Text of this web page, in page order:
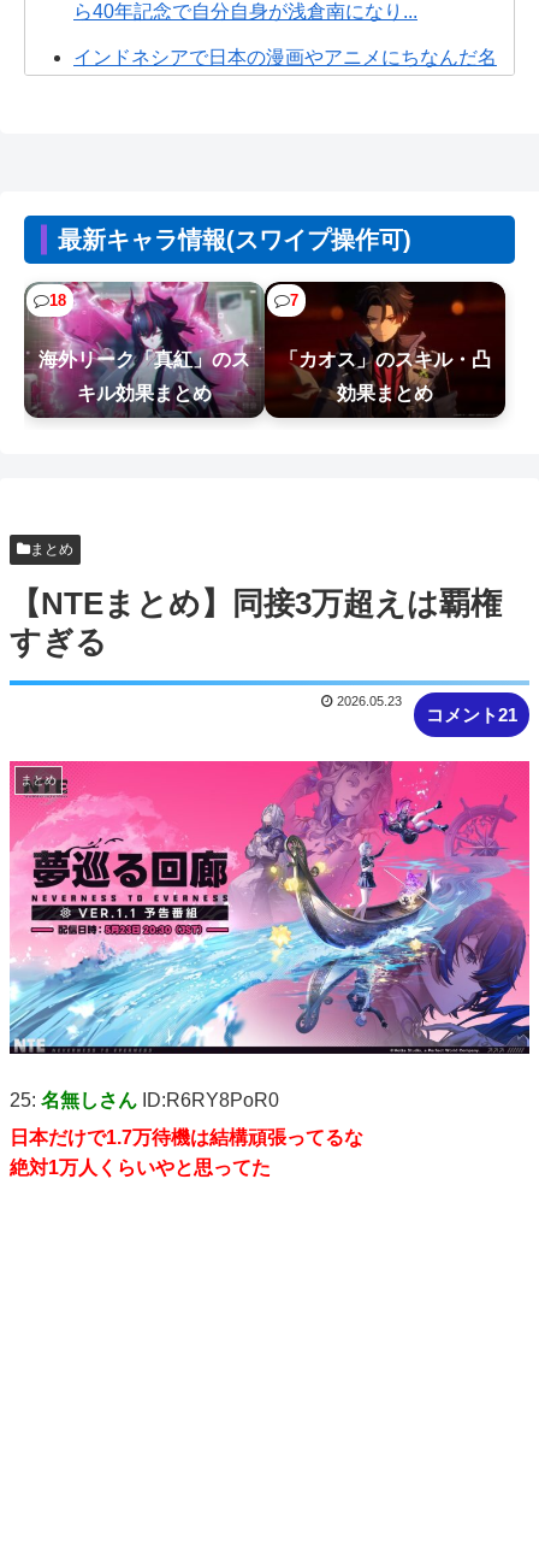
ら40年記念で自分自身が浅倉南になり...
インドネシアで日本の漫画やアニメにちなんだ名
【悲報】超有名キックボクサー、世界に挑戦する
も衝撃的KO負けしてしまう…
【動画】有名女優、アニソン盆踊りにブチ切れ
「日本の品格が落ちたと思いました」
ワイ、FF10をプレイし泣く
【画像】キャミイの最新フィギュア(188,000円)、
見せたいのか自分を見せたいのかどっち...
最新キャラ情報(スワイプ操作可)
18
海外リーク「真紅」のス
キル効果まとめ
7
「カオス」のスキル・凸
効果まとめ
まとめ
【NTEまとめ】同接3万超えは覇権
すぎる
コメント21
2026.05.23
まとめ
25: 名無しさん ID:R6RY8PoR0
日本だけで1.7万待機は結構頑張ってるな
絶対1万人くらいやと思ってた